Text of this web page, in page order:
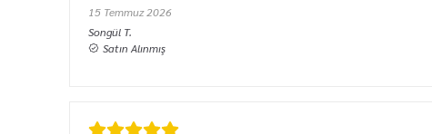
15 Temmuz 2026
Songül T.
Satın Alınmış